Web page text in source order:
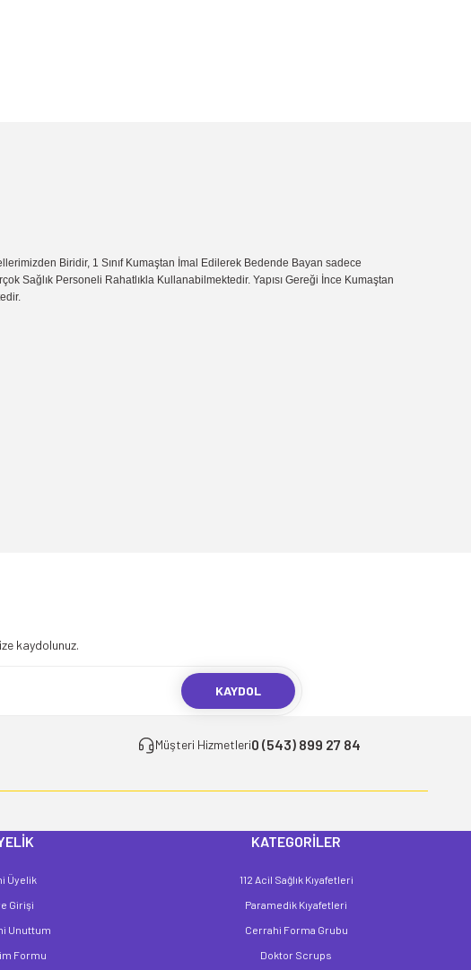
Biridir, 1 Sınıf Kumaştan İmal Edilerek Bedende Bayan sadece
Sağlık Personeli Rahatlıkla Kullanabilmektedir. Yapısı Gereği İnce Kumaştan
kaydolunuz.
KAYDOL
Müşteri Hizmetleri0 (543) 899 27 84
Üyelik
Girişi
Unuttum
Formu
KATEGORİLER
112 Acil Sağlık Kıyafetleri
Paramedik Kıyafetleri
Cerrahi Forma Grubu
Doktor Scrups